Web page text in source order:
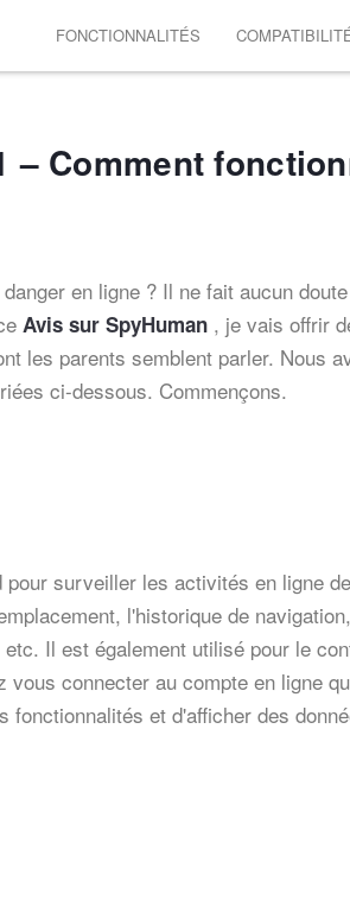
FONCTIONNALITÉS
– Comment
en ligne ? Il ne fait aucun
Avis sur SpyHuman , je vais offrir
les parents semblent parler. Nous
ci-dessous. Commençons.
surveiller les activités en ligne
l'historique de
Il est également utilisé pour le
vous connecter au compte en ligne
fonctionnalités et d'afficher des